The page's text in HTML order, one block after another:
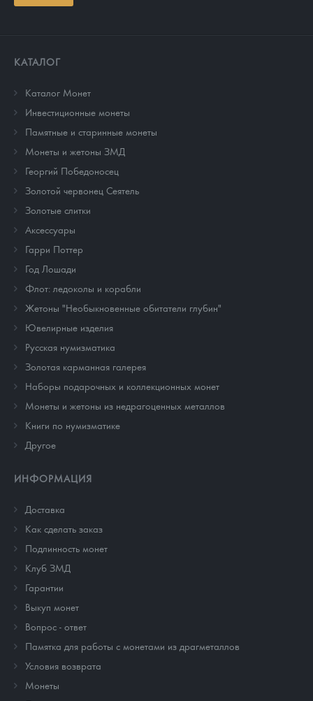
КАТАЛОГ
Каталог Монет
Инвестиционные монеты
Памятные и старинные монеты
Монеты и жетоны ЗМД
Георгий Победоносец
Золотой червонец Сеятель
Золотые слитки
Аксессуары
Гарри Поттер
Год Лошади
Флот: ледоколы и корабли
Жетоны "Необыкновенные обитатели глубин"
Ювелирные изделия
Русская нумизматика
Золотая карманная галерея
Наборы подарочных и коллекционных монет
Монеты и жетоны из недрагоценных металлов
Книги по нумизматике
Другое
ИНФОРМАЦИЯ
Доставка
Как сделать заказ
Подлинность монет
Клуб ЗМД
Гарантии
Выкуп монет
Вопрос - ответ
Памятка для работы с монетами из драгметаллов
Условия возврата
Монеты